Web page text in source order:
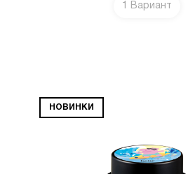
1 Вариант
НОВИНКИ